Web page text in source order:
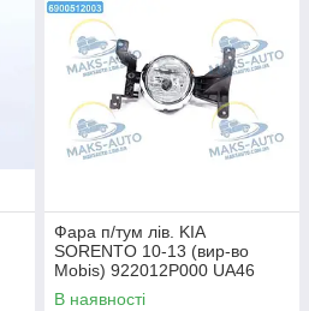
Фара п/тум лів. KIA
SORENTO 10-13 (вир-во
Mobis) 922012P000 UA46
В наявності